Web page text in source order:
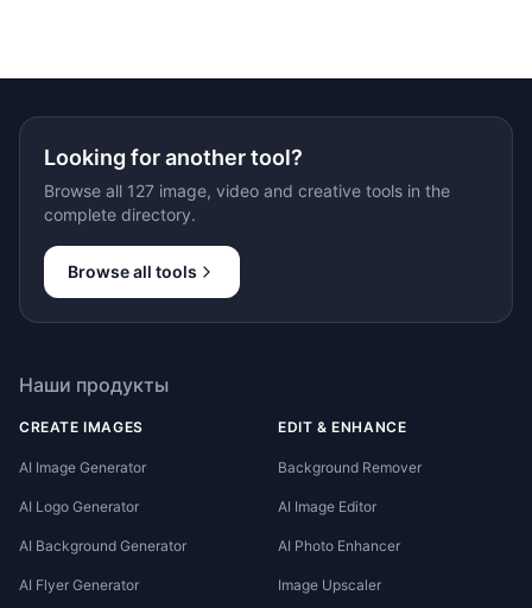
Looking for another tool?
Browse all 127 image, video and creative tools in the
complete directory.
Browse all tools
Наши продукты
CREATE IMAGES
AI Image Generator
AI Logo Generator
AI Background Generator
AI Flyer Generator
EDIT & ENHANCE
Background Remover
AI Image Editor
AI Photo Enhancer
Image Upscaler